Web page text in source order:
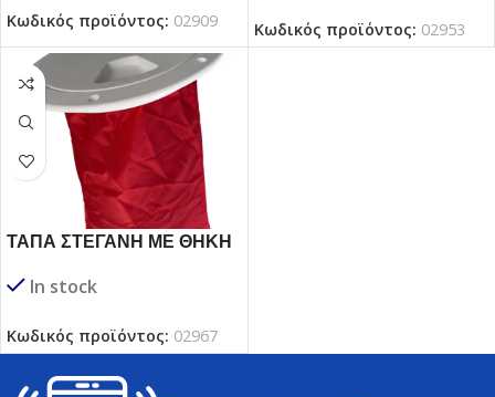
Κωδικός προϊόντος: 02909 Κωδικός προϊόντος: 02953
ΤΑΠΑ ΣΤΕΓΑΝΗ ΜΕ ΘΗΚΗ
In stock
Κωδικός προϊόντος: 02967